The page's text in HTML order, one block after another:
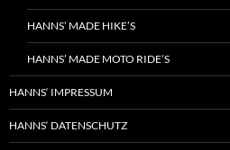
HANNS’ MADE HIKE’S
HANNS’ MADE MOTO RIDE’S
HANNS‘ IMPRESSUM
HANNS‘ DATENSCHUTZ